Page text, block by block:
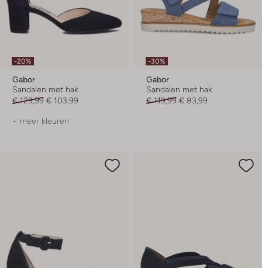
-20%
Gabor
Sandalen met hak
€ 129,99 € 103,99
+ meer kleuren
-30%
Gabor
Sandalen met hak
€ 119,99 € 83,99